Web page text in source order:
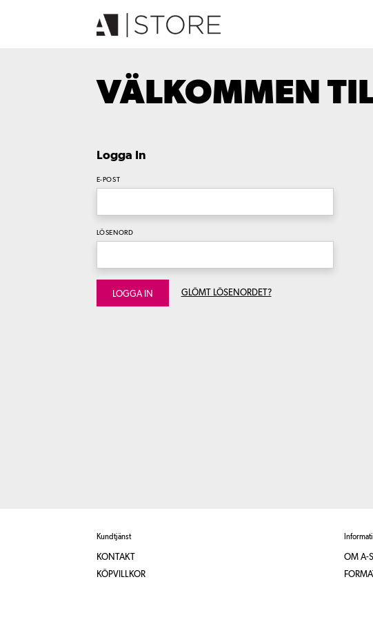
VÄLKOMMEN
Logga In
E-POST
LÖSENORD
LOGGA IN GLÖMT LÖSENORDET?
Kundtjänst
KONTAKT
KÖPVILLKOR
OM A-